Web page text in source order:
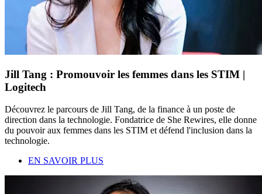
Jill Tang : Promouvoir les femmes dans les STIM |
Logitech
Découvrez le parcours de Jill Tang, de la finance à un poste de
direction dans la technologie. Fondatrice de She Rewires, elle donne
du pouvoir aux femmes dans les STIM et défend l'inclusion dans la
technologie.
EN SAVOIR PLUS